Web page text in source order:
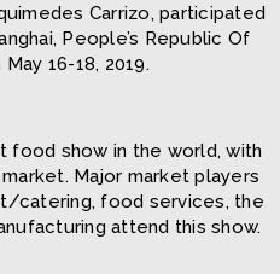
Carrizo, participated
People’s Republic Of
16-18, 2019.
food show in the world, with
Major market players
catering, food services, the
attend this show.